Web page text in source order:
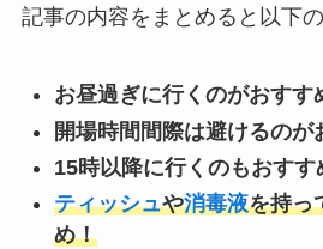
記事の内容をまとめると以下の
お昼過ぎに行くのがおすす
開場時間間際は避けるのが
15時以降に行くのもおすす
ティッシュや消毒液を持っ
め！